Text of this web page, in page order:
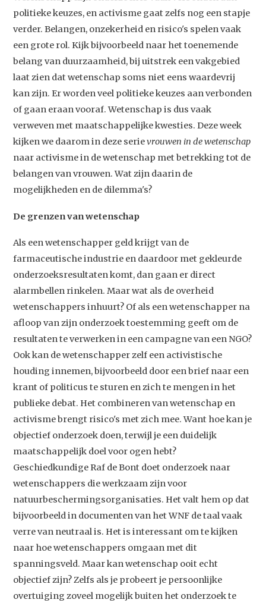
politieke keuzes, en activisme gaat zelfs nog een stapje
verder. Belangen, onzekerheid en risico's spelen vaak
een grote rol. Kijk bijvoorbeeld naar het toenemende
belang van duurzaamheid, bij uitstrek een vakgebied
laat zien dat wetenschap soms niet eens waardevrij
kan zijn. Er worden veel politieke keuzes aan verbonden
of gaan eraan vooraf. Wetenschap is dus vaak
verweven met maatschappelijke kwesties. Deze week
kijken we daarom in deze serievrouwen in de wetenschap
naar activisme in de wetenschap met betrekking tot de
belangen van vrouwen. Wat zijn daarin de
mogelijkheden en de dilemma's?
De grenzen van wetenschap
Als een wetenschapper geld krijgt van de
farmaceutische industrie en daardoor met gekleurde
onderzoeksresultaten komt, dan gaan er direct
alarmbellen rinkelen. Maar wat als de overheid
wetenschappers inhuurt? Of als een wetenschapper na
afloop van zijn onderzoek toestemming geeft om de
resultaten te verwerken in een campagne van een NGO?
Ook kan de wetenschapper zelf een activistische
houding innemen, bijvoorbeeld door een brief naar een
krant of politicus te sturen en zich te mengen in het
publieke debat. Het combineren van wetenschap en
activisme brengt risico's met zich mee. Want hoe kan je
objectief onderzoek doen, terwijl je een duidelijk
maatschappelijk doel voor ogen hebt?
Geschiedkundige Raf de Bont doet onderzoek naar
wetenschappers die werkzaam zijn voor
natuurbeschermingsorganisaties. Het valt hem op dat
bijvoorbeeld in documenten van het WNF de taal vaak
verre van neutraal is. Het is interessant om te kijken
naar hoe wetenschappers omgaan met dit
spanningsveld. Maar kan wetenschap ooit echt
objectief zijn? Zelfs als je probeert je persoonlijke
overtuiging zoveel mogelijk buiten het onderzoek te